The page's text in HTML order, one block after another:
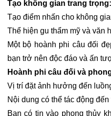
Tạo không gian trang trọng:
Tạo điểm nhấn cho không
Thể hiện gu thẩm mỹ và văn
Một bộ hoành phi câu đối
bạn trở nên độc đáo và ấn
Hoành phi câu đối và
Vị trí đặt ảnh hưởng đến
Nội dung có thể tác động
Bạn có tin vào phong thủy